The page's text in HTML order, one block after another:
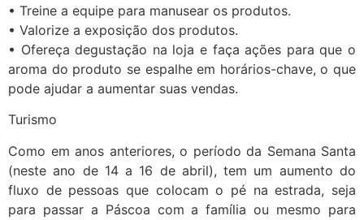
• Treine a equipe para manusear os produtos.
• Valorize a exposição dos produtos.
• Ofereça degustação na loja e faça ações para que o
aroma do produto se espalhe em horários-chave, o que
pode ajudar a aumentar suas vendas.
Turismo
Como em anos anteriores, o período da Semana Santa
(neste ano de 14 a 16 de abril), tem um aumento do
fluxo de pessoas que colocam o pé na estrada, seja
para passar a Páscoa com a família ou mesmo para